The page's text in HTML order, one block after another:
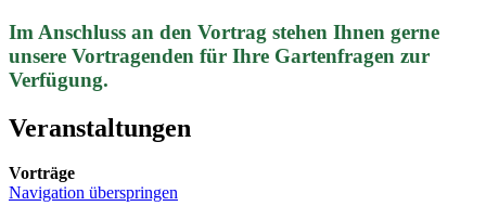
Im Anschluss an den Vortrag stehen Ihnen gerne
unsere Vortragenden für Ihre Gartenfragen zur
Verfügung.
Veranstaltungen
Vorträge
Navigation überspringen